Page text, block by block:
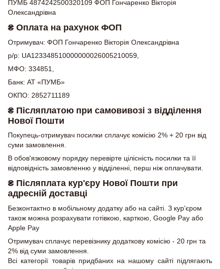
ПУМБ 4874242500320109 ФОП Гончаренко Вікторія
Олександрівна
₴ Оплата на рахунок ФОП
Отримувач: ФОП Гончаренко Вікторія Олександрівна
р/р: UA123348510000000026005210059,
МФО: 334851,
Банк: АТ «ПУМБ»
ОКПО: 2852711189
₴ Післяплатою при самовивозі з відділення
Нової Пошти
Покупець-отримувач посилки сплачує комісію 2% + 20 грн від
суми замовлення.
В обов'язковому порядку перевірте цілісність посилки та її
відповідність замовленню у відділенні, перш ніж оплачувати.
₴ Післяплата кур'єру Нової Пошти при
адресній доставці
Безконтактно в мобільному додатку або на сайті. З кур'єром
також можна розрахувати готівкою, карткою, Google Pay або
Apple Pay
Отримувач сплачує перевізнику додаткову комісію - 20 грн та
2% від суми замовлення.
Всі категорії товарів придбаних на нашому сайті підлягають